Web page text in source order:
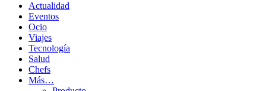
Actualidad
Eventos
Ocio
Viajes
Tecnología
Salud
Chefs
Más…